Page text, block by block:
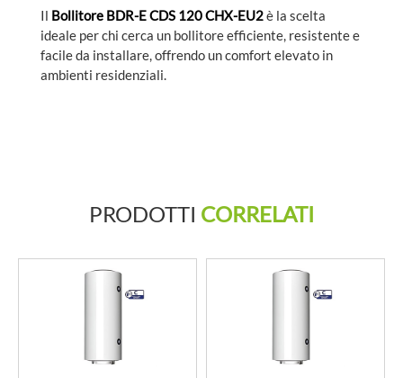
Il Bollitore BDR-E CDS 120 CHX-EU2è la scelta
ideale per chi cerca un bollitore efficiente, resistente e
facile da installare, offrendo un comfort elevato in
ambienti residenziali.
PRODOTTI CORRELATI